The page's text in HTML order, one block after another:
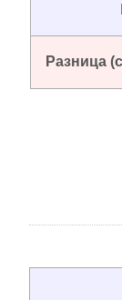
Разница